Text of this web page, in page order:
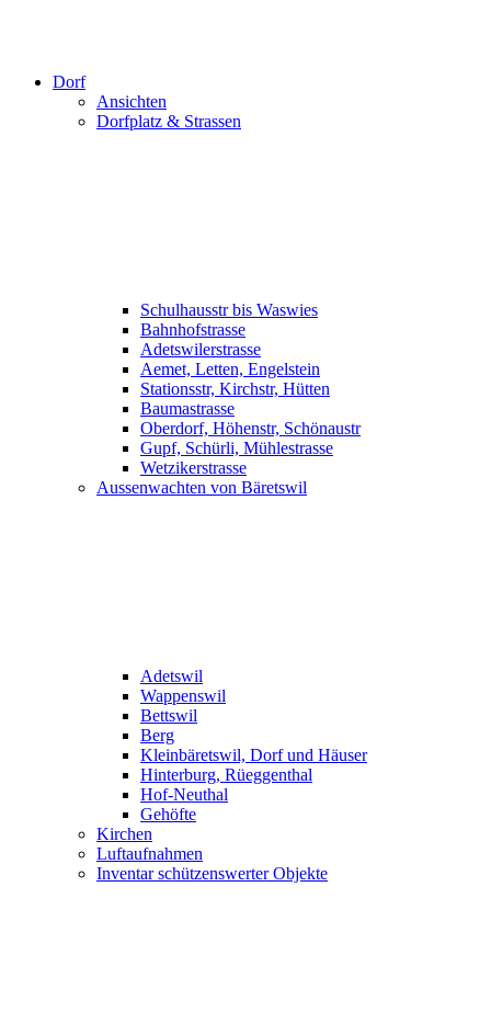
Dorf
Ansichten
Dorfplatz & Strassen
Schulhausstr bis Waswies
Bahnhofstrasse
Adetswilerstrasse
Aemet, Letten, Engelstein
Stationsstr, Kirchstr, Hütten
Baumastrasse
Oberdorf, Höhenstr, Schönaustr
Gupf, Schürli, Mühlestrasse
Wetzikerstrasse
Aussenwachten von Bäretswil
Adetswil
Wappenswil
Bettswil
Berg
Kleinbäretswil, Dorf und Häuser
Hinterburg, Rüeggenthal
Hof-Neuthal
Gehöfte
Kirchen
Luftaufnahmen
Inventar schützenswerter Objekte